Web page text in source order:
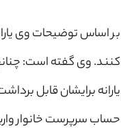
بر اساس توضیحات وی
کنند. وی گفته است:
یارانه برایشان قابل
حساب سرپرست خانوار